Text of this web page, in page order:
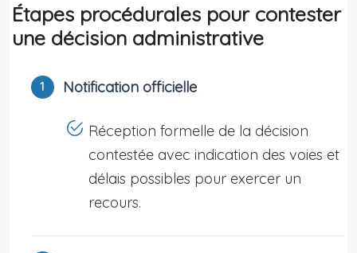
Étapes procédurales pour contester
une décision administrative
Notification officielle
Réception formelle de la décision
contestée avec indication des voies et
délais possibles pour exercer un
recours.